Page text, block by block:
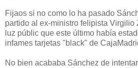
Fijaos si no como lo ha pasado
partido al ex-ministro felipista Virgilio
luz públic que este último había
infames tarjetas "black" de
No bien acababa Sánchez de